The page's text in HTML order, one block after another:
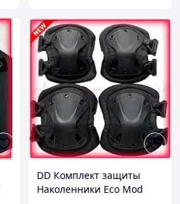
DD Комплект защиты
Наколенники Eco Mod